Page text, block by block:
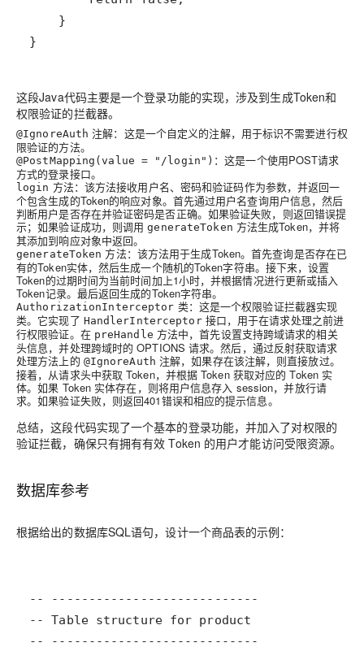
}
这段Java代码主要是一个登录功能的实现，涉及到生成Token和
权限验证的拦截器。
@IgnoreAuth 注解：这是一个自定义的注解，用于标识不需要进行权
限验证的方法。
@PostMapping(value = "/login") ：这是一个使用POST请求
方式的登录接口。
login 方法：该方法接收用户名、密码和验证码作为参数，并返回一
个包含生成的Token的响应对象。首先通过用户名查询用户信息，然后
判断用户是否存在并验证密码是否正确。如果验证失败，则返回错误提
示；如果验证成功，则调用generateToken 方法生成Token，并将
其添加到响应对象中返回。
generateToken 方法：该方法用于生成Token。首先查询是否存在已
有的Token实体，然后生成一个随机的Token字符串。接下来，设置
Token的过期时间为当前时间加上1小时，并根据情况进行更新或插入
Token记录。最后返回生成的Token字符串。
AuthorizationInterceptor 类：这是一个权限验证拦截器实现
类。它实现了 HandlerInterceptor接口，用于在请求处理之前进
行权限验证。在 preHandle 方法中，首先设置支持跨域请求的相关
头信息，并处理跨域时的 OPTIONS 请求。然后，通过反射获取请求
处理方法上的 @IgnoreAuth 注解，如果存在该注解，则直接放过。
接着，从请求头中获取 Token，并根据 Token 获取对应的 Token 实
体。如果 Token 实体存在，则将用户信息存入 session，并放行请
求。如果验证失败，则返回401错误和相应的提示信息。
总结，这段代码实现了一个基本的登录功能，并加入了对权限的
验证拦截，确保只有拥有有效 Token 的用户才能访问受限资源。
数据库参考
根据给出的数据库SQL语句，设计一个商品表的示例：